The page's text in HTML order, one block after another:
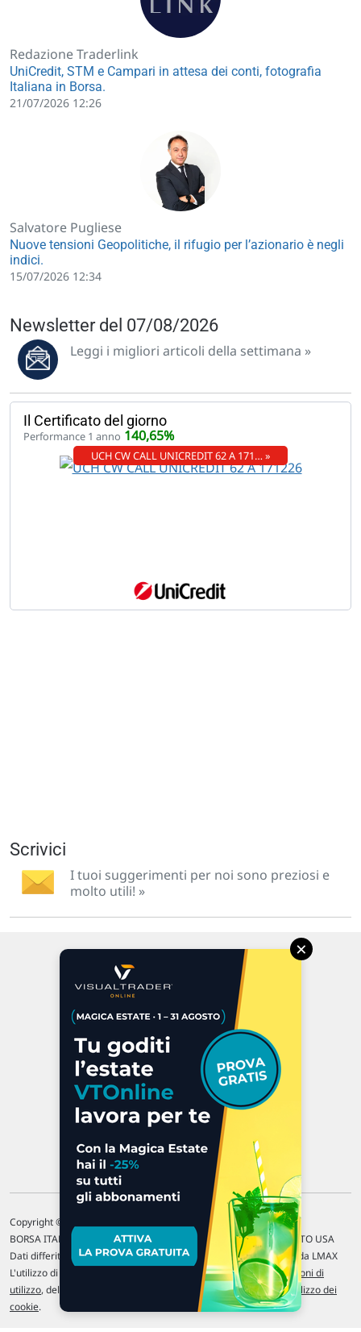
Redazione Traderlink
UniCredit, STM e Campari in attesa dei conti, fotografia
Italiana in Borsa.
21/07/2026 12:26
Salvatore Pugliese
Nuove tensioni Geopolitiche, il rifugio per l’azionario è negli
indici.
15/07/2026 12:34
Newsletter del 07/08/2026
Leggi i migliori articoli della settimana »
Il Certificato del giorno
Performance 1 anno 140,65%
UCH CW CALL UNICREDIT 62 A 171… »
Scrivici
I tuoi suggerimenti per noi sono preziosi e
molto utili! »
Via Macanno, 38/A
P.IVA 02 452 460 401
Chi siamo
Commenti e segnalazioni
Contattaci
Copyright © 1996-2026 Traderlink Italia s.r.l.
BORSA ITALIANA Quotazioni di borsa differite di 15 min. / MERCATO USA
Dati differiti di 15 min. (fonte Intrinio) / FOREX Quotazioni fornite da LMAX
L'utilizzo di questo sito implica l'accettazione delle nostreCondizioni di
utilizzo, del Politiche sulla privacye dell'Utilizzo dei
cookie.
×